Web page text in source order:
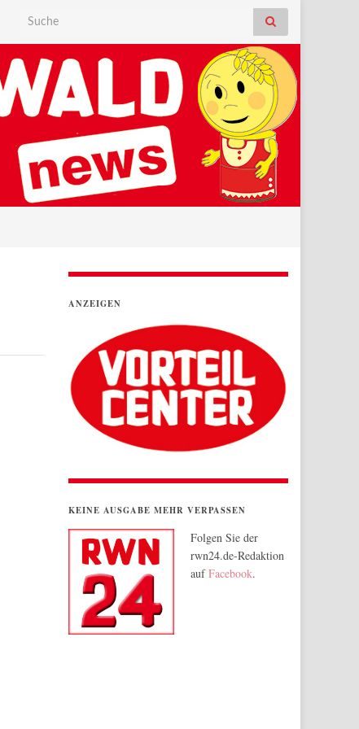
Search for:
ANZEIGEN
KEINE AUSGABE MEHR VERPASSEN
Folgen Sie der
rwn24.de-Redaktion
aufFacebook.